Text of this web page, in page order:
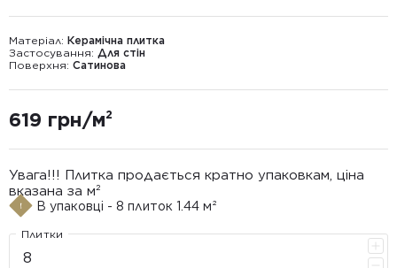
Матеріал: Керамічна плитка
Застосування: Для стін
Поверхня: Сатинова
619 грн/м²
Увага!!! Плитка продається кратно упаковкам, ціна
вказана за м²
В упаковці - 8 плиток 1.44 м²
Плитки